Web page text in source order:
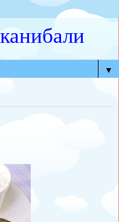
▼